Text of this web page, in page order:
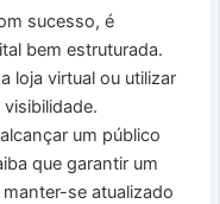
sucesso, é
bem estruturada.
loja virtual ou utilizar
um público
que garantir um
se atualizado